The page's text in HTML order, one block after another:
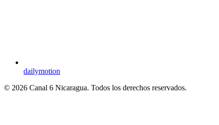
dailymotion
© 2026 Canal 6 Nicaragua. Todos los derechos reservados.